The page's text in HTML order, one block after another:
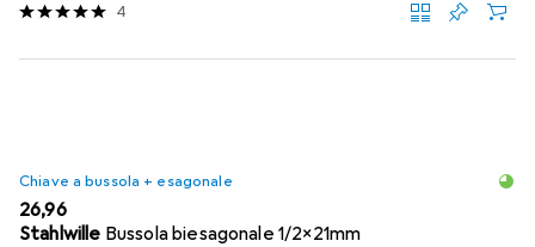
4
Chiave a bussola + esagonale
EUR
26,96
Stahlwille Bussola biesagonale 1/2x21mm